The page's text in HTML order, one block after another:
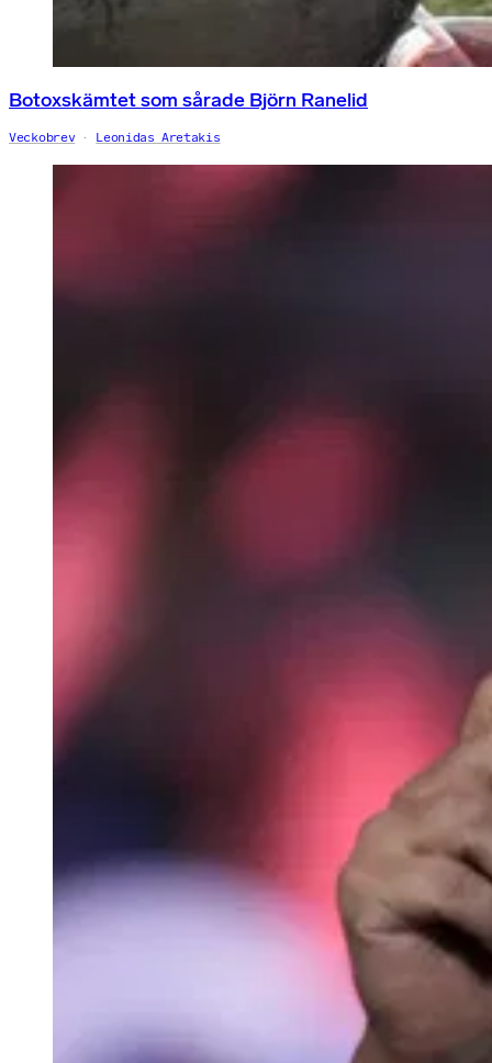
Botoxskämtet som sårade Björn Ranelid
Veckobrev Leonidas Aretakis